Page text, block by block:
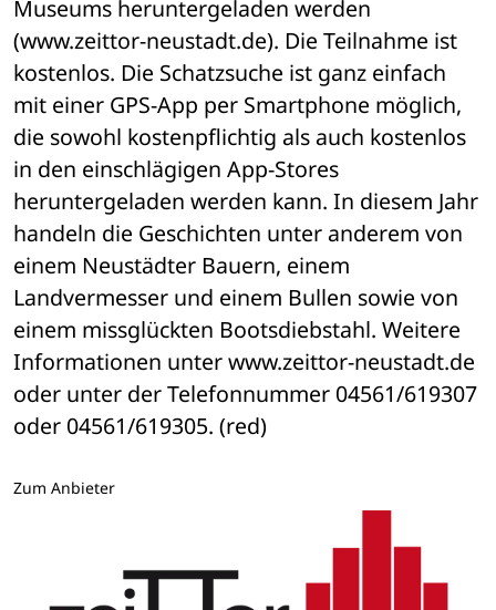
Museums heruntergeladen werden
(www.zeittor-neustadt.de). Die Teilnahme ist
kostenlos. Die Schatzsuche ist ganz einfach
mit einer GPS-App per Smartphone möglich,
die sowohl kostenpflichtig als auch kostenlos
in den einschlägigen App-Stores
heruntergeladen werden kann. In diesem Jahr
handeln die Geschichten unter anderem von
einem Neustädter Bauern, einem
Landvermesser und einem Bullen sowie von
einem missglückten Bootsdiebstahl. Weitere
Informationen unter www.zeittor-neustadt.de
oder unter der Telefonnummer 04561/619307
oder 04561/619305. (red)
Zum Anbieter